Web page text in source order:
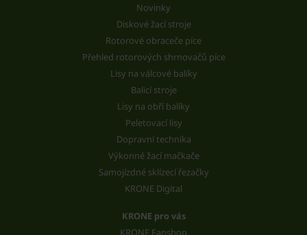
Novinky
Diskové žací stroje
Rotorové obraceče píce
Přehled rotorových shrnovačů píce
Lisy na válcové balíky
Balicí stroje
Lisy na obří balíky
Peletovací lisy
Dopravní technika
Výkonné žací mačkače
Samojízdné sklízecí řezačky
KRONE Digital
KRONE pro vás
KRONE Fanshop